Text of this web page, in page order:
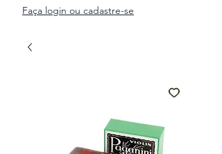
Faça login ou cadastre-se